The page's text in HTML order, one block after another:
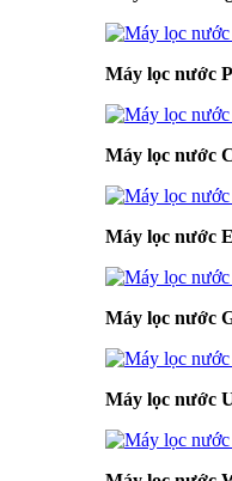
Máy lọc nước
Máy lọc nước
Máy lọc nước
Máy lọc nước
Máy lọc nước